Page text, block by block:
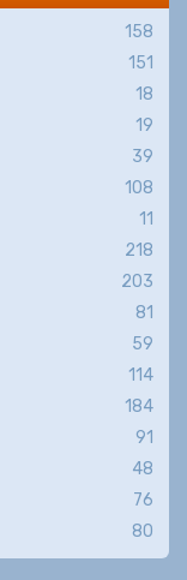
158
151
18
19
39
108
11
218
203
81
59
114
184
91
48
76
80